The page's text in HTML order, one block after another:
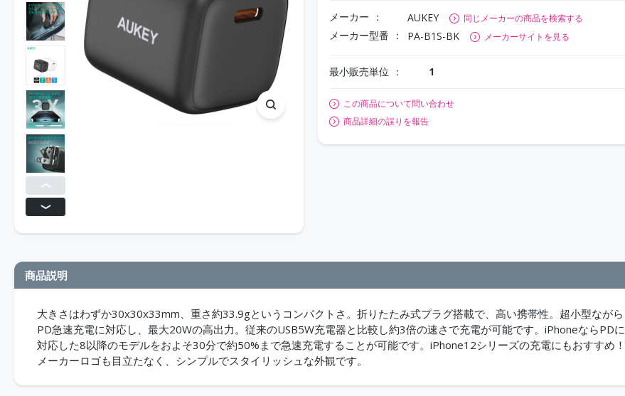
メーカー AUKEY 同じメーカーの商品を検索する
メーカー型番 PA-B1S-BK メーカーサイトを見る
最小販売単位 1
この商品について問い合わせ
商品詳細の誤りを報告
商品説明
大きさはわずか30x30x33mm、重さ約33.9gというコンパクトさ。折りたたみ式プラグ搭載で、高い携帯性。超小型ながら
PD急速充電に対応し、最大20Wの高出力。従来のUSB5W充電器と比較し約3倍の速さで充電が可能です。iPhoneならPDに
対応した8以降のモデルをおよそ30分で約50%まで急速充電することが可能です。iPhone12シリーズの充電にもおすすめ！
メーカーロゴも目立たなく、シンプルでスタイリッシュな外観です。